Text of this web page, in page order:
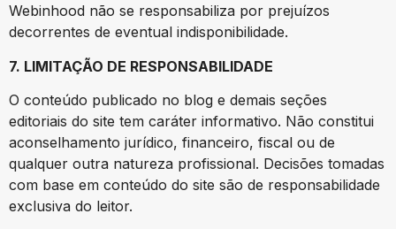
Webinhood não se responsabiliza por prejuízos
decorrentes de eventual indisponibilidade.
7. LIMITAÇÃO DE RESPONSABILIDADE
O conteúdo publicado no blog e demais seções
editoriais do site tem caráter informativo. Não constitui
aconselhamento jurídico, financeiro, fiscal ou de
qualquer outra natureza profissional. Decisões tomadas
com base em conteúdo do site são de responsabilidade
exclusiva do leitor.